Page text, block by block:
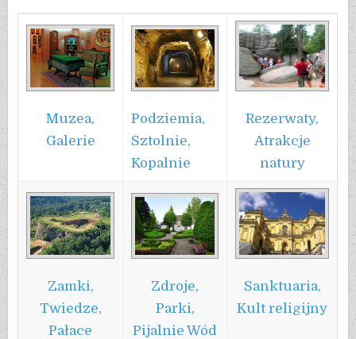
Muzea,
Galerie
Podziemia,
Sztolnie,
Kopalnie
Rezerwaty,
Atrakcje
natury
Zamki,
Twiedze,
Pałace
Zdroje,
Parki,
Pijalnie Wód
Sanktuaria,
Kult religijny